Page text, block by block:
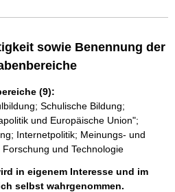
sowie Benennung der
(9):
Schulische Bildung;
und Europäische Union";
Internetpolitik; Meinungs- und
und Technologie
in eigenem Interesse und im
selbst wahrgenommen.